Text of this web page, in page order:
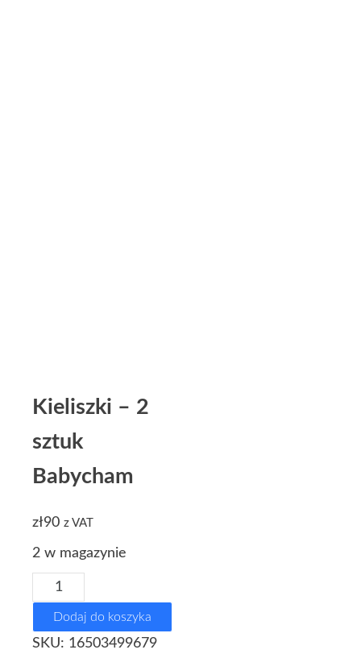
Kieliszki – 2
sztuk
Babycham
zł90 z VAT
2 w magazynie
Dodaj do koszyka
SKU: 16503499679